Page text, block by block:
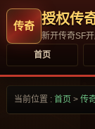
授权传
新开传奇SF
首页
当前位置 : 首页 > 传